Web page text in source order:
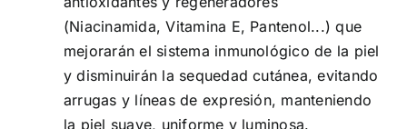
(Niacinamida, Vitamina E, Pantenol...) que
mejorarán el sistema inmunológico de la piel
y disminuirán la sequedad cutánea, evitando
arrugas y líneas de expresión, manteniendo
la piel suave, uniforme y luminosa.